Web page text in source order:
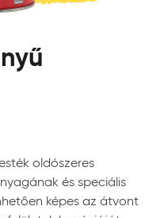
oldószeres
és speciális
képes az átvont